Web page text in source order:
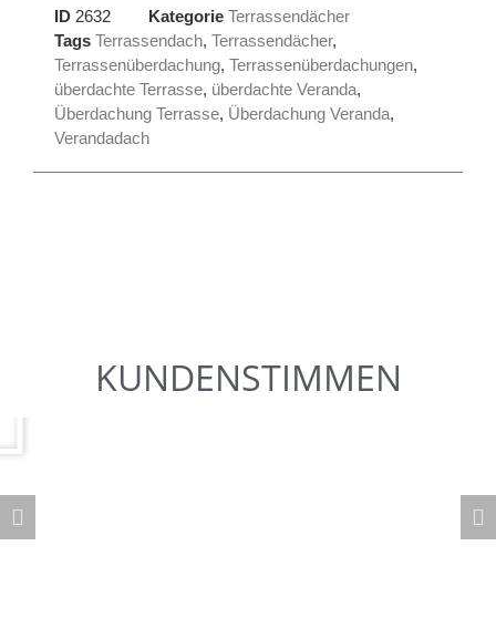
ID 2632 Kategorie Terrassendächer
Tags Terrassendach, Terrassendächer,
Terrassenüberdachung, Terrassenüberdachungen,
überdachte Terrasse, überdachte Veranda,
Überdachung Terrasse, Überdachung Veranda,
Verandadach
KUNDENSTIMMEN